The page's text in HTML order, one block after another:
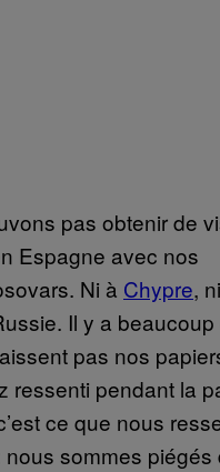
pas obtenir de
Espagne avec nos
Ni à Chypre,
Il y a
pas nos
ressenti pendant la
ce que nous
nous sommes piégés